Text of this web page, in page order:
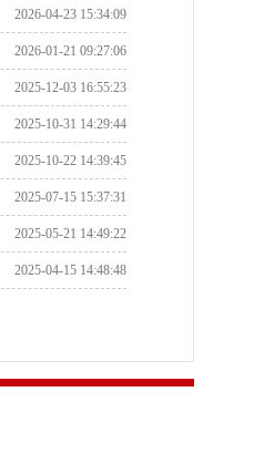
2026-04-23 15:34:09
2026-01-21 09:27:06
2025-12-03 16:55:23
2025-10-31 14:29:44
2025-10-22 14:39:45
2025-07-15 15:37:31
2025-05-21 14:49:22
2025-04-15 14:48:48